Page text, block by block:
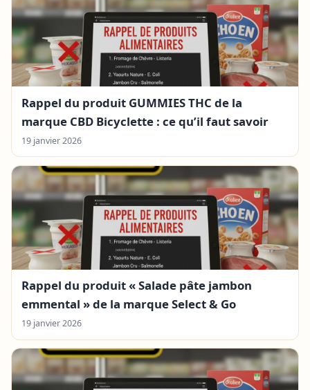
Rappel du produit GUMMIES THC de la
marque CBD Bicyclette : ce qu’il faut savoir
19 janvier 2026
Rappel du produit « Salade pâte jambon
emmental » de la marque Select & Go
19 janvier 2026